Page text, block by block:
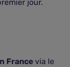
jour.
France via le